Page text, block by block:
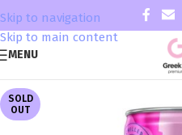
Skip to navigation
Skip to main content
MENU
SOLD
OUT